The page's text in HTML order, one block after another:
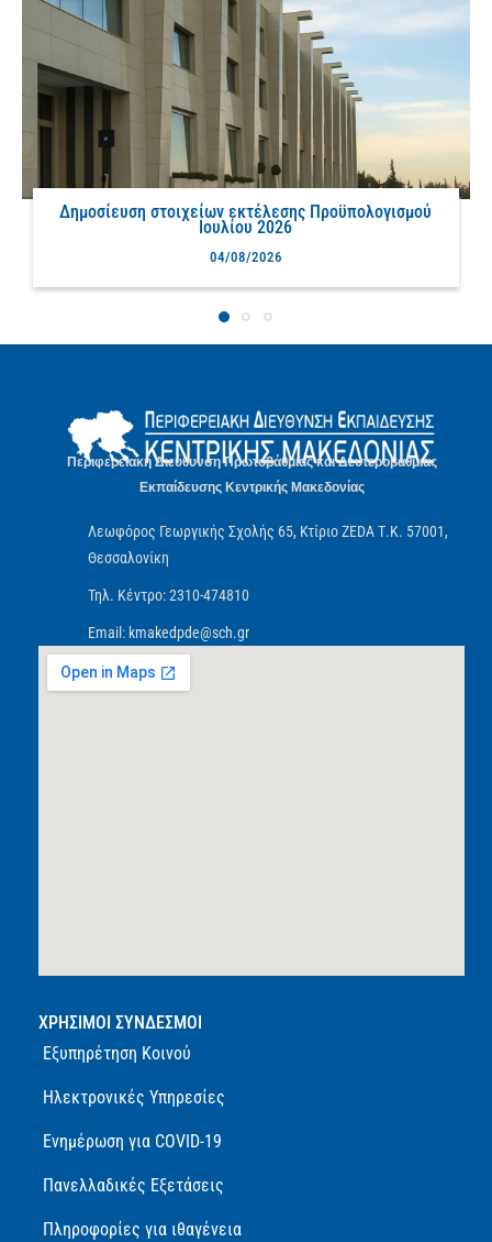
Δημοσίευση στοιχείων εκτέλεσης Προϋπολογισμού
Ιουλίου 2026
04/08/2026
Περιφερειακή Διεύθυνση Πρωτοβάθμιας και Δευτεροβάθμιας
Εκπαίδευσης Κεντρικής Μακεδονίας
Λεωφόρος Γεωργικής Σχολής 65, Κτίριο ZEDA Τ.Κ. 57001,
Θεσσαλονίκη
Τηλ. Κέντρο: 2310-474810
Email: kmakedpde@sch.gr
ΧΡΗΣΙΜΟΙ ΣΥΝΔΕΣΜΟΙ
Εξυπηρέτηση Κοινού
Ηλεκτρονικές Υπηρεσίες
Ενημέρωση για COVID-19
Πανελλαδικές Εξετάσεις
Πληροφορίες για ιθαγένεια